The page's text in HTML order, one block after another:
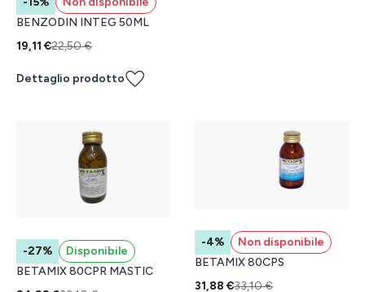
BENZODIN INTEG 50ML
19,11 €22,50 €
Dettaglio prodotto
-27%
Disponibile
BETAMIX 80CPR MASTIC
-4%
Non disponibile
BETAMIX 80CPS
31,88 €33,10 €